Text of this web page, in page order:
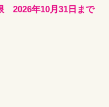
2026年10月31日まで